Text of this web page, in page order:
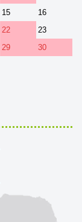
15
16
22
23
29
30